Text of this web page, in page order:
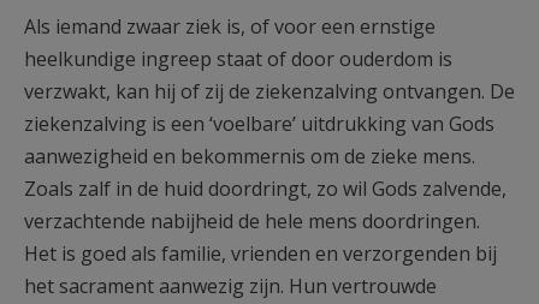
AANMELDEN OF REGISTREREN
Als iemand zwaar ziek is, of voor een ernstige
heelkundige ingreep staat of door ouderdom is
verzwakt, kan hij of zij de ziekenzalving ontvangen. De
ziekenzalving is een ‘voelbare’ uitdrukking van Gods
aanwezigheid en bekommernis om de zieke mens.
Zoals zalf in de huid doordringt, zo wil Gods zalvende,
verzachtende nabijheid de hele mens doordringen.
Het is goed als familie, vrienden en verzorgenden bij
het sacrament aanwezig zijn. Hun vertrouwde